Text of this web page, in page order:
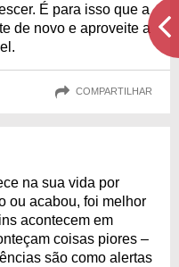
É para isso que a
de novo e aproveite a
COMPARTILHAR
na sua vida por
ou acabou, foi melhor
acontecem em
coisas piores –
são como alertas